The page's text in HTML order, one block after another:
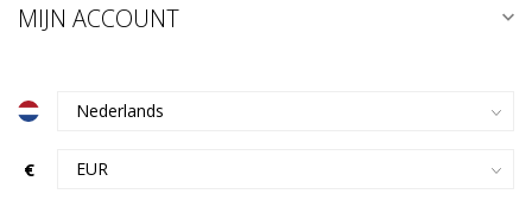
MIJN ACCOUNT
€